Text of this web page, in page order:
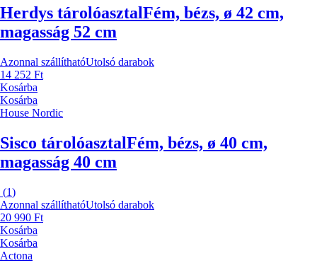
Herdys tárolóasztalFém, bézs, ø 42 cm,
magasság 52 cm
Azonnal szállíthatóUtolsó darabok
14 252 Ft
Kosárba
Kosárba
House Nordic
Sisco tárolóasztalFém, bézs, ø 40 cm,
magasság 40 cm
(1)
Azonnal szállíthatóUtolsó darabok
20 990 Ft
Kosárba
Kosárba
Actona